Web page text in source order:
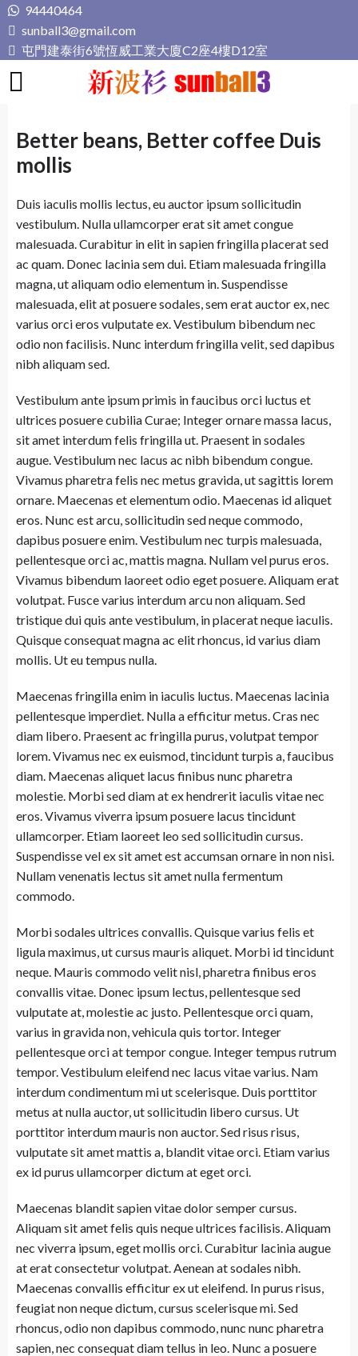
Skip
to
content
94440464
sunball3@gmail.com
屯門建泰街6號恆威工業大廈C2座4樓D12室
Better beans, Better coffee Duis
mollis
Duis iaculis mollis lectus, eu auctor ipsum sollicitudin
vestibulum. Nulla ullamcorper erat sit amet congue
malesuada. Curabitur in elit in sapien fringilla placerat sed
ac quam. Donec lacinia sem dui. Etiam malesuada fringilla
magna, ut aliquam odio elementum in. Suspendisse
malesuada, elit at posuere sodales, sem erat auctor ex, nec
varius orci eros vulputate ex. Vestibulum bibendum nec
odio non facilisis. Nunc interdum fringilla velit, sed dapibus
nibh aliquam sed.
Vestibulum ante ipsum primis in faucibus orci luctus et
ultrices posuere cubilia Curae; Integer ornare massa lacus,
sit amet interdum felis fringilla ut. Praesent in sodales
augue. Vestibulum nec lacus ac nibh bibendum congue.
Vivamus pharetra felis nec metus gravida, ut sagittis lorem
ornare. Maecenas et elementum odio. Maecenas id aliquet
eros. Nunc est arcu, sollicitudin sed neque commodo,
dapibus posuere enim. Vestibulum nec turpis malesuada,
pellentesque orci ac, mattis magna. Nullam vel purus eros.
Vivamus bibendum laoreet odio eget posuere. Aliquam erat
volutpat. Fusce varius interdum arcu non aliquam. Sed
tristique dui quis ante vestibulum, in placerat neque iaculis.
Quisque consequat magna ac elit rhoncus, id varius diam
mollis. Ut eu tempus nulla.
Maecenas fringilla enim in iaculis luctus. Maecenas lacinia
pellentesque imperdiet. Nulla a efficitur metus. Cras nec
diam libero. Praesent ac fringilla purus, volutpat tempor
lorem. Vivamus nec ex euismod, tincidunt turpis a, faucibus
diam. Maecenas aliquet lacus finibus nunc pharetra
molestie. Morbi sed diam at ex hendrerit iaculis vitae nec
eros. Vivamus viverra ipsum posuere lacus tincidunt
ullamcorper. Etiam laoreet leo sed sollicitudin cursus.
Suspendisse vel ex sit amet est accumsan ornare in non nisi.
Nullam venenatis lectus sit amet nulla fermentum
commodo.
Morbi sodales ultrices convallis. Quisque varius felis et
ligula maximus, ut cursus mauris aliquet. Morbi id tincidunt
neque. Mauris commodo velit nisl, pharetra finibus eros
convallis vitae. Donec ipsum lectus, pellentesque sed
vulputate at, molestie ac justo. Pellentesque orci quam,
varius in gravida non, vehicula quis tortor. Integer
pellentesque orci at tempor congue. Integer tempus rutrum
tempor. Vestibulum eleifend nec lacus vitae varius. Nam
interdum condimentum mi ut scelerisque. Duis porttitor
metus at nulla auctor, ut sollicitudin libero cursus. Ut
porttitor interdum mauris non auctor. Sed risus risus,
vulputate sit amet mattis a, blandit vitae orci. Etiam varius
ex id purus ullamcorper dictum at eget orci.
Maecenas blandit sapien vitae dolor semper cursus.
Aliquam sit amet felis quis neque ultrices facilisis. Aliquam
nec viverra ipsum, eget mollis orci. Curabitur lacinia augue
at erat consectetur volutpat. Aenean at sodales nibh.
Maecenas convallis efficitur ex ut eleifend. In purus risus,
feugiat non neque dictum, cursus scelerisque mi. Sed
rhoncus, odio non dapibus commodo, nunc nunc pharetra
sapien, nec consequat diam tellus in leo. Nunc a posuere